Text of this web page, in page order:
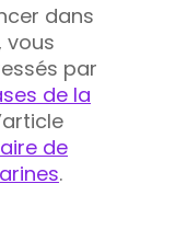
dans
vous
par
de la
de
.